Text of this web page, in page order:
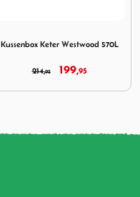
Kussenbox Keter Westwood 570L
214,95 199,95